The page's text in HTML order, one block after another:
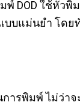
พ์ DOD ใช้
นยำ โดยทั่ว
ารพิมพ์ ไม่ว่